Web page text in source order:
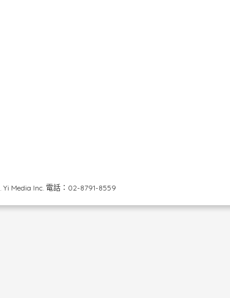
Yi Media Inc. 電話：02-8791-8559